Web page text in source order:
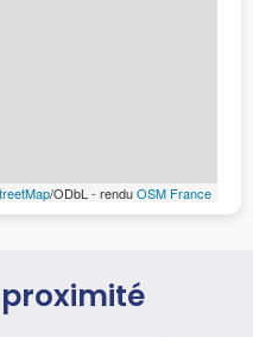
/ODbL - renduOSM France